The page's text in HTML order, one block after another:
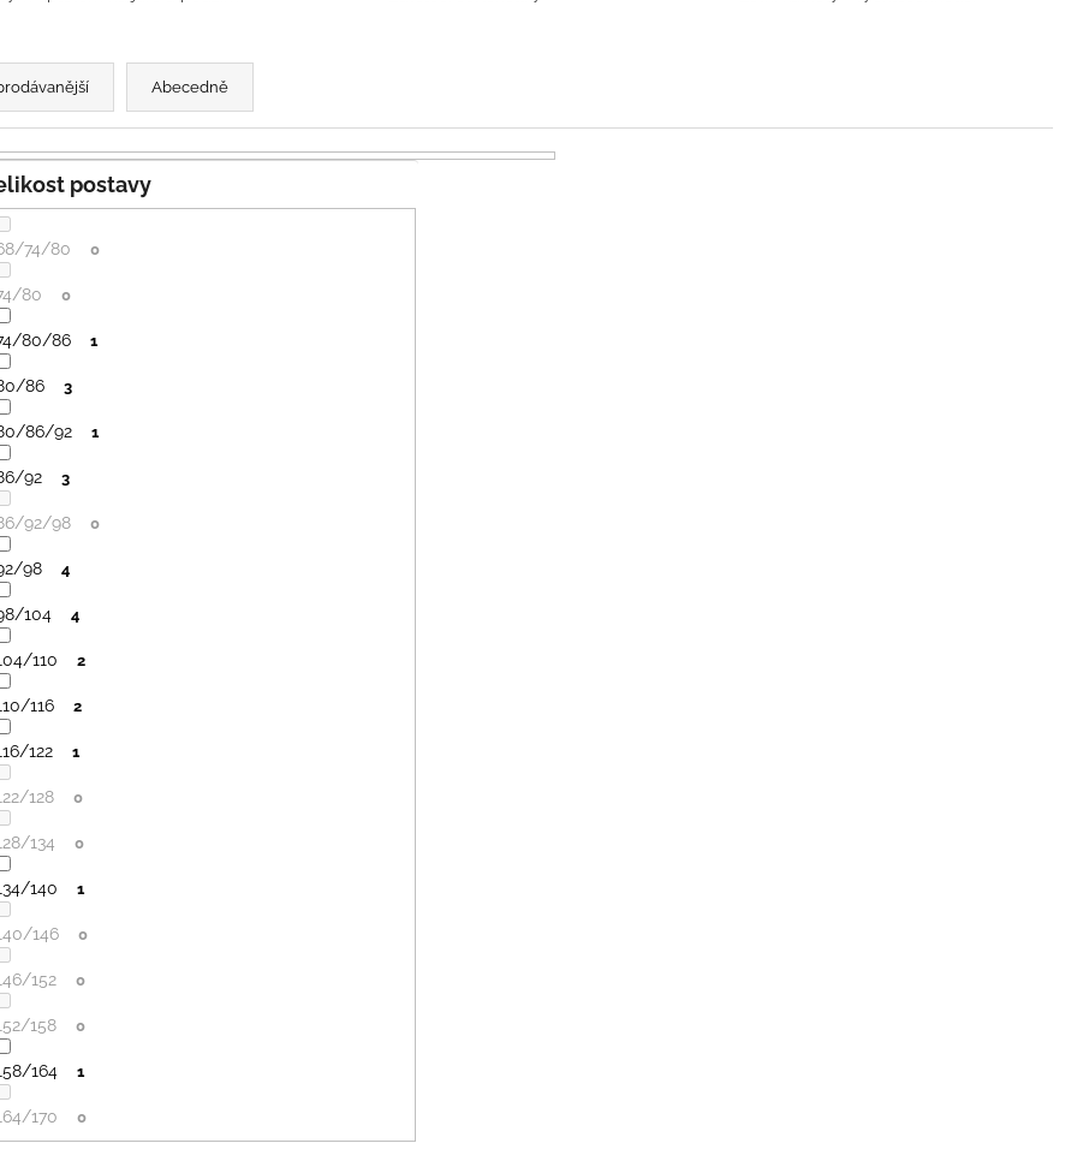
Abecedně
postavy
74/80 0
80 0
80/86 1
86 3
86/92 1
92 3
92/98 0
98 4
104 4
110 2
116 2
122 1
128 0
134 0
140 1
146 0
152 0
158 0
164 1
170 0